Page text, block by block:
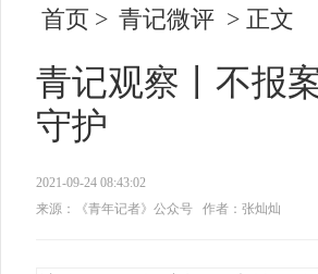
首页 > 青记微评 > 正文
青记观察丨不报
守护
2021-09-24 08:43:02
来源：《青年记者》公众号
作者：张灿灿